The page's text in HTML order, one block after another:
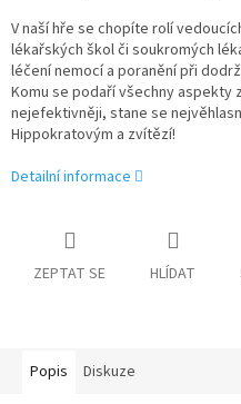
V naší hře se chopíte rolí
lékařských škol či soukromých
léčení nemocí a poranění při
Komu se podaří všechny
nejefektivněji, stane se
Hippokratovým a zvítězí!
Detailní informace
ZEPTAT SE HLÍDAT
Popis Diskuze